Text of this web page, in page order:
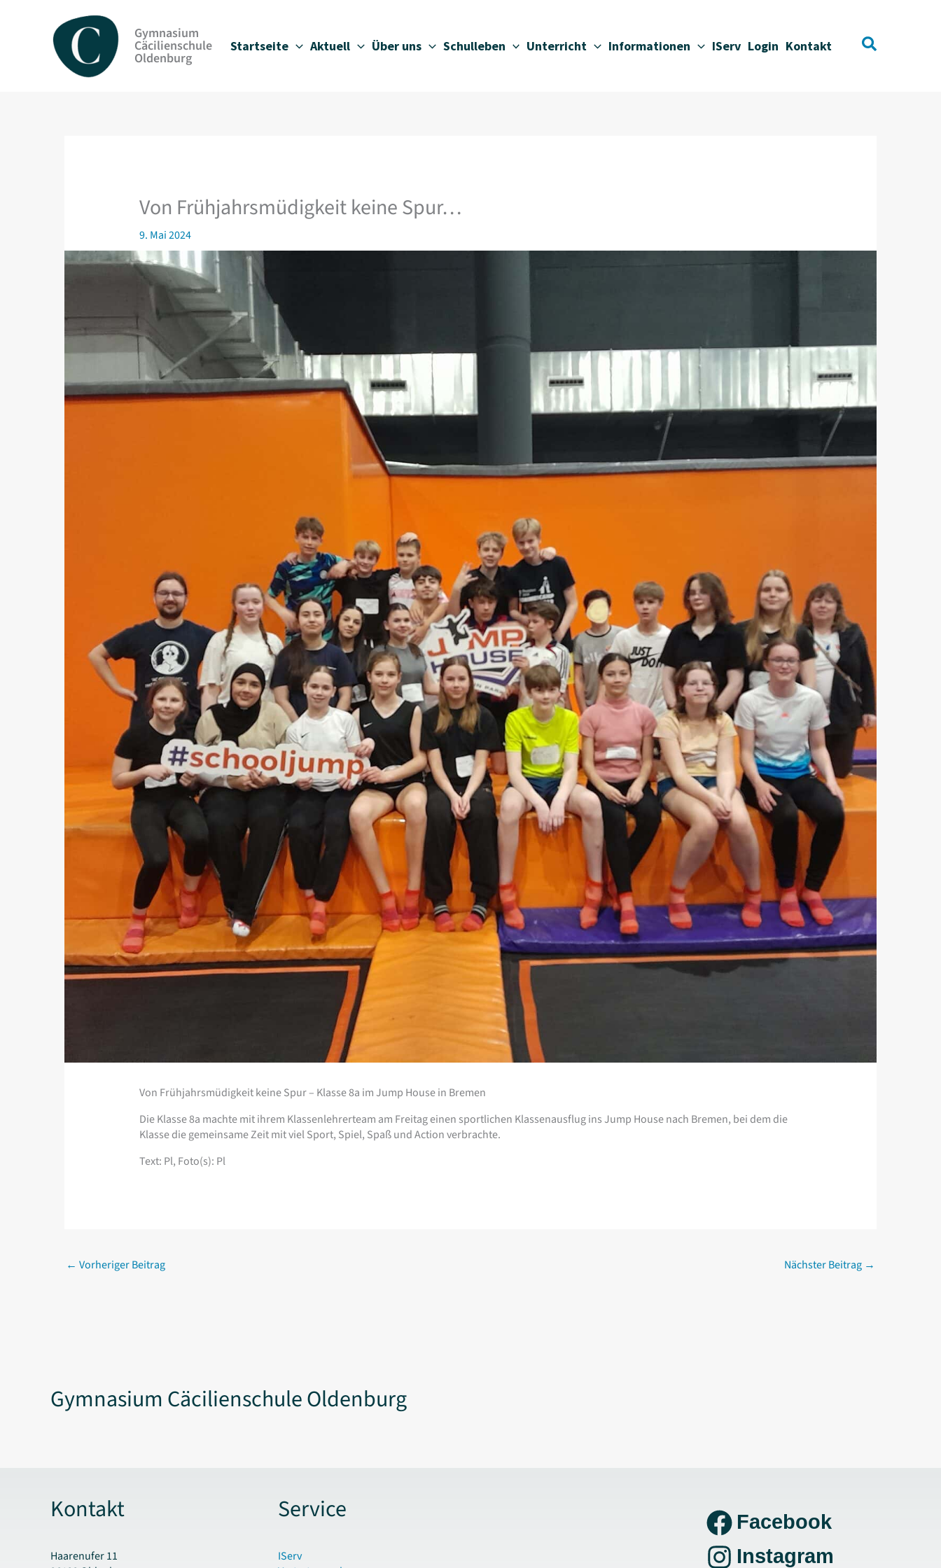
Gymnasium
Cäcilienschule
Oldenburg
Startseite Aktuell Über uns Schulleben Unterricht Informationen IServ Login Kontakt Suchen
Von Frühjahrsmüdigkeit keine Spur…
9. Mai 2024
Von Frühjahrsmüdigkeit keine Spur – Klasse 8a im Jump House in Bremen
Die Klasse 8a machte mit ihrem Klassenlehrerteam am Freitag einen sportlichen Klassenausflug ins Jump House nach Bremen, bei dem die
Klasse die gemeinsame Zeit mit viel Sport, Spiel, Spaß und Action verbrachte.
Text: Pl, Foto(s): Pl
← Vorheriger Beitrag Nächster Beitrag →
Gymnasium Cäcilienschule Oldenburg
Kontakt
Haarenufer 11
Service
IServ
Facebook
Instagram